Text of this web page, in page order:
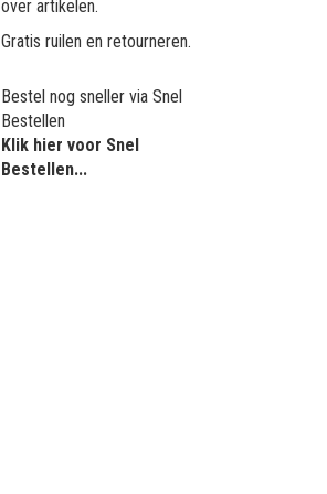
over artikelen.
Gratis ruilen en retourneren.
Bestel nog sneller via Snel
Bestellen
Klik hier voor Snel
Bestellen...